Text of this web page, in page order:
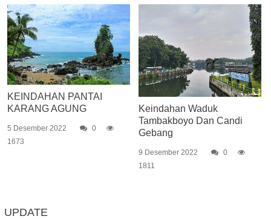
KEINDAHAN PANTAI
KARANG AGUNG
5 Desember 2022
0
1673
Keindahan Waduk
Tambakboyo Dan Candi
Gebang
9 Desember 2022
0
1811
UPDATE